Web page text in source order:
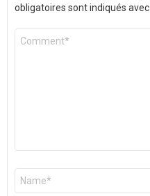
obligatoires sont indiqués avec
Commentaire
Nom